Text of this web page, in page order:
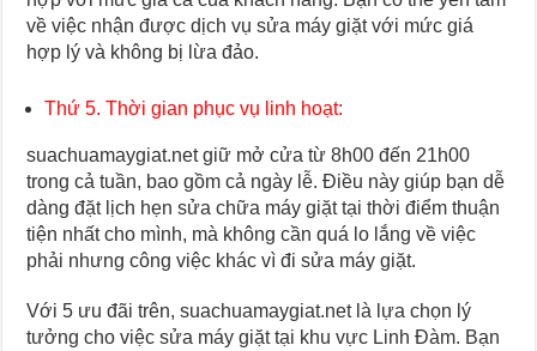
về việc nhận được dịch vụ sửa máy giặt với mức giá
hợp lý và không bị lừa đảo.
Thứ 5. Thời gian phục vụ linh hoạt:
suachuamaygiat.net giữ mở cửa từ 8h00 đến 21h00
trong cả tuần, bao gồm cả ngày lễ. Điều này giúp bạn dễ
dàng đặt lịch hẹn sửa chữa máy giặt tại thời điểm thuận
tiện nhất cho mình, mà không cần quá lo lắng về việc
phải nhưng công việc khác vì đi sửa máy giặt.
Với 5 ưu đãi trên, suachuamaygiat.net là lựa chọn lý
tưởng cho việc sửa máy giặt tại khu vực Linh Đàm. Bạn